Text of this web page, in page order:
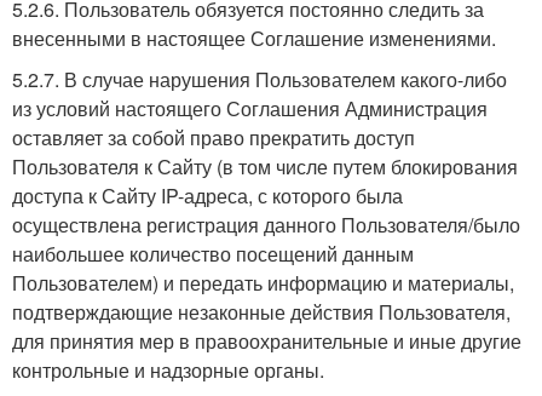
5.2.6. Пользователь обязуется постоянно следить за
внесенными в настоящее Соглашение изменениями.
5.2.7. В случае нарушения Пользователем какого-либо
из условий настоящего Соглашения Администрация
оставляет за собой право прекратить доступ
Пользователя к Сайту (в том числе путем блокирования
доступа к Сайту IP-адреса, с которого была
осуществлена регистрация данного Пользователя/было
наибольшее количество посещений данным
Пользователем) и передать информацию и материалы,
подтверждающие незаконные действия Пользователя,
для принятия мер в правоохранительные и иные другие
контрольные и надзорные органы.